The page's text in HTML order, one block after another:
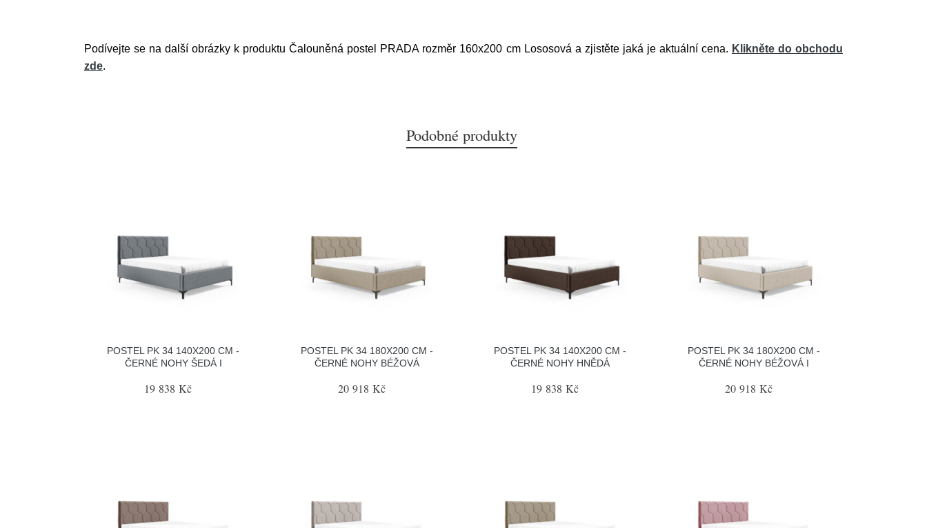
Podívejte se na další obrázky k produktu Čalouněná postel PRADA rozměr 160x200 cm Lososová a zjistěte jaká je aktuální cena. Klikněte do obchodu
zde.
Podobné produkty
POSTEL PK 34 140X200 CM -
ČERNÉ NOHY ŠEDÁ I
19 838 Kč
POSTEL PK 34 180X200 CM -
ČERNÉ NOHY BÉŽOVÁ
20 918 Kč
POSTEL PK 34 140X200 CM -
ČERNÉ NOHY HNĚDÁ
19 838 Kč
POSTEL PK 34 180X200 CM -
ČERNÉ NOHY BÉŽOVÁ I
20 918 Kč